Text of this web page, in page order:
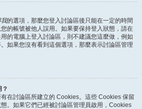
的選項，那麼您登入討論區後只能在一定的時間
的帳號被他人誤用。如果要保持登入狀態，請在
的電腦上登入討論區，則不建議您這麼做，例如
如果您沒有看到這個選項，那麼表示討論區管理
？
有在討論區所建立的 Cookies。這些 Cookies 保留
。如果它們已經被討論區管理員啟用，Cookies